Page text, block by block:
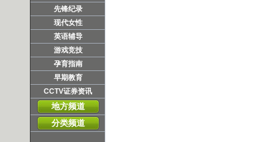
先锋纪录
现代女性
英语辅导
游戏竞技
孕育指南
早期教育
CCTV证券资讯
地方频道
分类频道